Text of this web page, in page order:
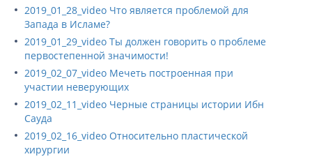
2019_01_28_video Что является проблемой для
Запада в Исламе?
2019_01_29_video Ты должен говорить о проблеме
первостепенной значимости!
2019_02_07_video Мечеть построенная при
участии неверующих
2019_02_11_video Черные страницы истории Ибн
Сауда
2019_02_16_video Относительно пластической
хирургии